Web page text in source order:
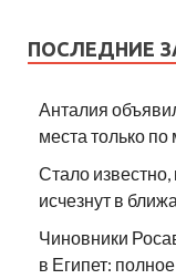
ПОСЛЕДНИЕ
Анталия
места только
Стало
исчезнут в
Чиновники
в Египет: